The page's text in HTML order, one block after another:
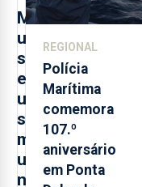
M
u
s
e
u
s
m
u
n
REGIONAL
Polícia
Marítima
comemora
107.º
aniversário
em Ponta